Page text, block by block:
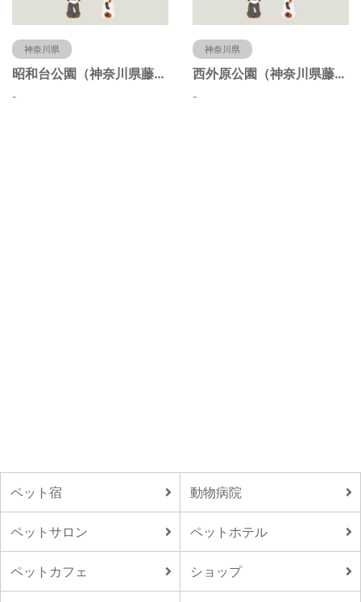
神奈川県
昭和台公園（神奈川県藤沢市）
-
神奈川県
西外原公園（神奈川県藤沢市）
-
ペット宿 動物病院
ペットサロン ペットホテル
ペットカフェ ショップ